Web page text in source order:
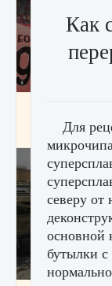
9 августа 2024
Как
Для
северу
основной
бутылки